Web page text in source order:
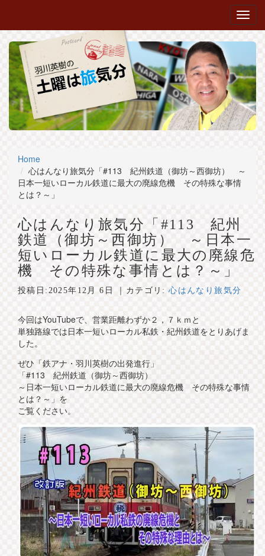
Home
心はんなり旅気分「#113 紀州鉄道（御坊～西御坊） ～
日本一短いローカル鉄道に最大の廃線危機 その特殊な事情
とは？～」
心はんなり旅気分「#113 紀州
鉄道（御坊～西御坊） ～日本一
短いローカル鉄道に最大の廃線危
機 その特殊な事情とは？～」
投稿日: 2025年12月 6日 ｜カテゴリ:心はんなり旅気分
今回はYouTubeで、営業距離わずか２，７ｋｍと
単独路線では日本一短いローカル私鉄・紀州鉄道をとりあげま
した。
ぜひ「鉄アナ・羽川英樹の出発進行」
「#113 紀州鉄道（御坊～西御坊）
～日本一短いローカル鉄道に最大の廃線危機 その特殊な事情
とは？～」を
ご覧ください。